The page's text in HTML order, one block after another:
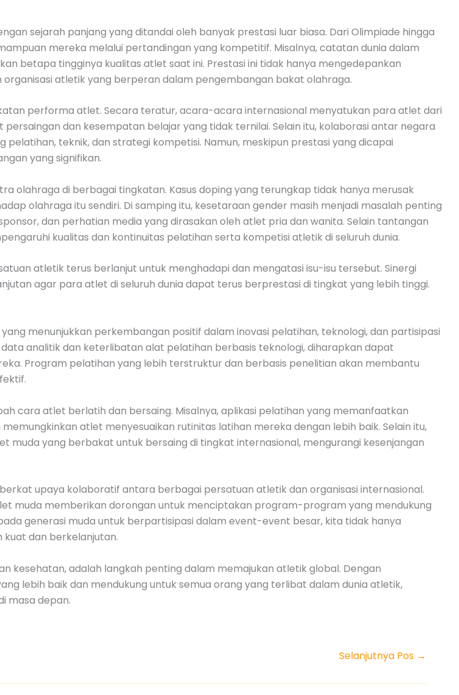
sejarah panjang yang ditandai oleh banyak prestasi luar biasa. Dari Olimpiade hingga
mereka melalui pertandingan yang kompetitif. Misalnya, catatan dunia dalam
betapa tingginya kualitas atlet saat ini. Prestasi ini tidak hanya mengedepankan
atletik yang berperan dalam pengembangan bakat olahraga.
performa atlet. Secara teratur, acara-acara internasional menyatukan para atlet dari
dan kesempatan belajar yang tidak ternilai. Selain itu, kolaborasi antar negara
teknik, dan strategi kompetisi. Namun, meskipun prestasi yang dicapai
yang signifikan.
olahraga di berbagai tingkatan. Kasus doping yang terungkap tidak hanya merusak
olahraga itu sendiri. Di samping itu, kesetaraan gender masih menjadi masalah penting
dan perhatian media yang dirasakan oleh atlet pria dan wanita. Selain tantangan
kualitas dan kontinuitas pelatihan serta kompetisi atletik di seluruh dunia.
atletik terus berlanjut untuk menghadapi dan mengatasi isu-isu tersebut. Sinergi
agar para atlet di seluruh dunia dapat terus berprestasi di tingkat yang lebih tinggi.
menunjukkan perkembangan positif dalam inovasi pelatihan, teknologi, dan partisipasi
analitik dan keterlibatan alat pelatihan berbasis teknologi, diharapkan dapat
Program pelatihan yang lebih terstruktur dan berbasis penelitian akan membantu
cara atlet berlatih dan bersaing. Misalnya, aplikasi pelatihan yang memanfaatkan
atlet menyesuaikan rutinitas latihan mereka dengan lebih baik. Selain itu,
yang berbakat untuk bersaing di tingkat internasional, mengurangi kesenjangan
upaya kolaboratif antara berbagai persatuan atletik dan organisasi internasional.
muda memberikan dorongan untuk menciptakan program-program yang mendukung
generasi muda untuk berpartisipasi dalam event-event besar, kita tidak hanya
dan berkelanjutan.
kesehatan, adalah langkah penting dalam memajukan atletik global. Dengan
lebih baik dan mendukung untuk semua orang yang terlibat dalam dunia atletik,
masa depan.
Selanjutnya Pos →